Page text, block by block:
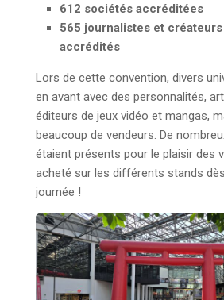
612 sociétés accréditées
565 journalistes et
accrédités
Lors de cette convention, divers
en avant avec des personnalités,
éditeurs de jeux vidéo et mangas,
beaucoup de vendeurs. De
étaient présents pour le plaisir des
acheté sur les différents stands
journée !